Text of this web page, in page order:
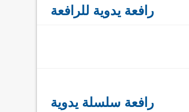
رافعة يدوية للرافعة
رافعة سلسلة يدوية